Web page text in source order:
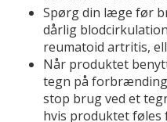
Spørg din læge før
dårlig
reumatoid artritis,
Når produktet
tegn på
stop brug ved et
hvis produktet føles